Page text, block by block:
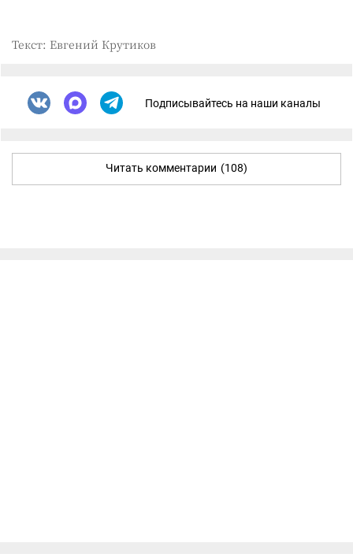
Текст: Евгений Крутиков
Подписывайтесь на наши каналы
Читать комментарии (108)